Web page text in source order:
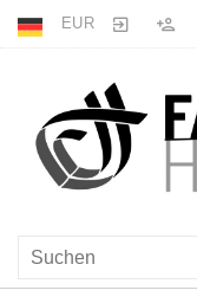
EUR